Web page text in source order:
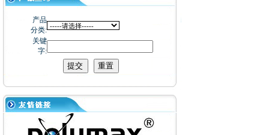
产品
分类:
关键
字: